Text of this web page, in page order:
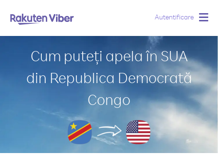
Autentificare
Cum puteți apela în SUA
din Republica Democrată
Congo